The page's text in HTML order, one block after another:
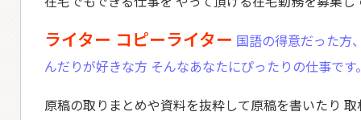
ライター コピーライター 国語の得意だった方
んだりが好きな方 そんなあなたにぴったりの仕事です
原稿の取りまとめや資料を抜粋して原稿を書いたり